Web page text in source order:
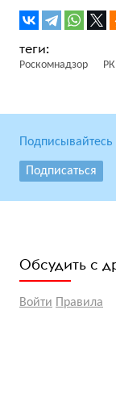
Роскомнадзор
Подписаться
Обсудить с
Войти Правила